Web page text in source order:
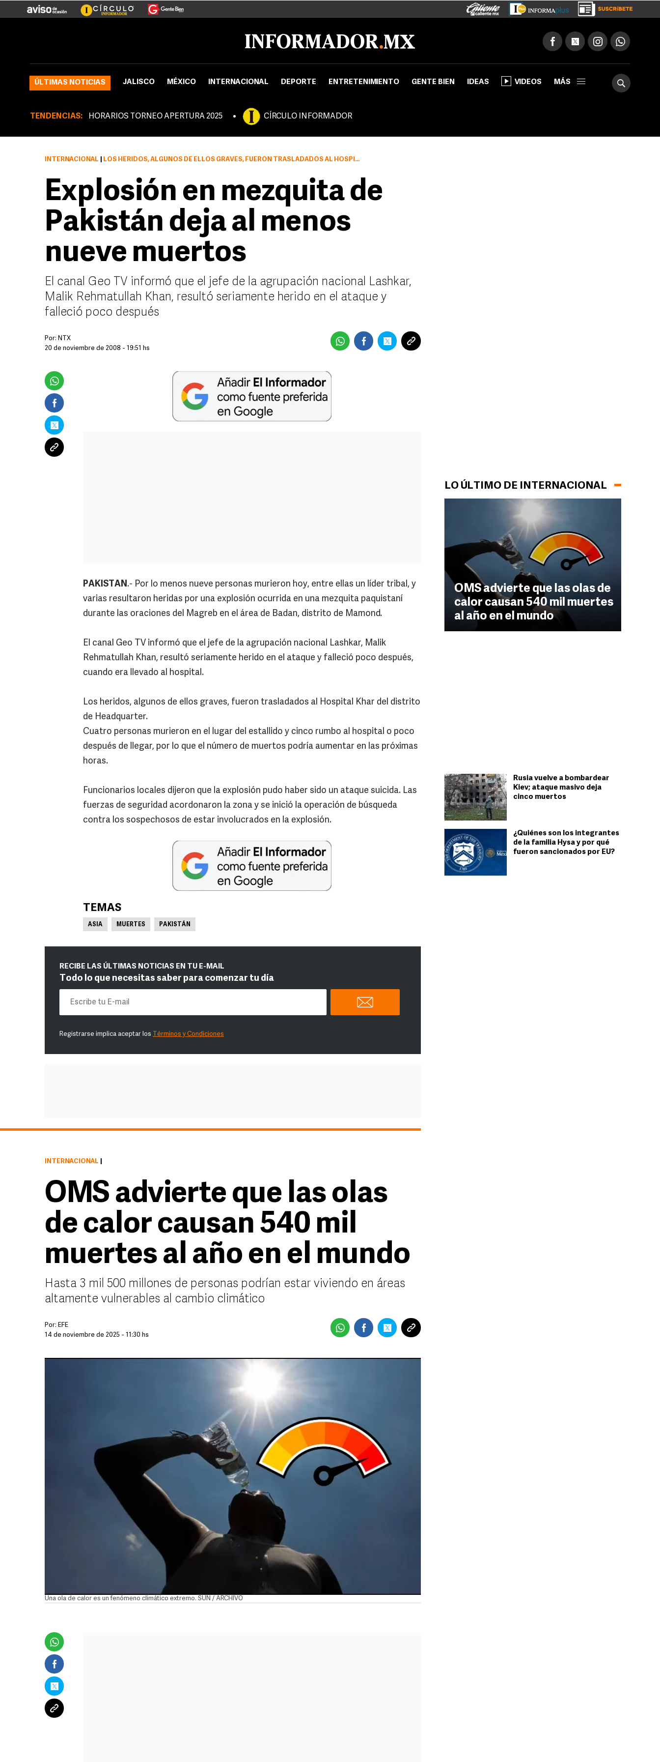
ÚLTIMAS NOTICIAS JALISCO MÉXICO INTERNACIONAL DEPORTE ENTRETENIMIENTO GENTE BIEN IDEAS VIDEOS MÁS
TENDENCIAS: HORARIOS TORNEO APERTURA 2025 CÍRCULO INFORMADOR
LO ÚLTIMO DE INTERNACIONAL
OMS advierte que las olas de
calor causan 540 mil muertes
al año en el mundo
Rusia vuelve a bombardear
Kiev; ataque masivo deja
cinco muertos
¿Quiénes son los integrantes
de la familia Hysa y por qué
fueron sancionados por EU?
INTERNACIONAL LOS HERIDOS, ALGUNOS DE ELLOS GRAVES, FUERON TRASLADADOS AL HOSPITAL KHAR DEL DISTRITO DE HEADQUARTER
Explosión en mezquita de
Pakistán deja al menos
nueve muertos
El canal Geo TV informó que el jefe de la agrupación nacional Lashkar,
Malik Rehmatullah Khan, resultó seriamente herido en el ataque y
falleció poco después
Por: NTX
20 de noviembre de 2008 - 19:51 hs
PAKISTAN.- Por lo menos nueve personas murieron hoy, entre ellas un líder tribal, y
varias resultaron heridas por una explosión ocurrida en una mezquita paquistaní
durante las oraciones del Magreb en el área de Badan, distrito de Mamond.
El canal Geo TV informó que el jefe de la agrupación nacional Lashkar, Malik
Rehmatullah Khan, resultó seriamente herido en el ataque y falleció poco después,
cuando era llevado al hospital.
Los heridos, algunos de ellos graves, fueron trasladados al Hospital Khar del distrito
de Headquarter.
Cuatro personas murieron en el lugar del estallido y cinco rumbo al hospital o poco
después de llegar, por lo que el número de muertos podría aumentar en las próximas
horas.
Funcionarios locales dijeron que la explosión pudo haber sido un ataque suicida. Las
fuerzas de seguridad acordonaron la zona y se inició la operación de búsqueda
contra los sospechosos de estar involucrados en la explosión.
TEMAS
ASIA MUERTES PAKISTÁN
RECIBE LAS ÚLTIMAS NOTICIAS EN TU E-MAIL
Todo lo que necesitas saber para comenzar tu día
Registrarse implica aceptar los Términos y Condiciones
INTERNACIONAL
OMS advierte que las olas
de calor causan 540 mil
muertes al año en el mundo
Hasta 3 mil 500 millones de personas podrían estar viviendo en áreas
altamente vulnerables al cambio climático
Por: EFE
14 de noviembre de 2025 - 11:30 hs
Una ola de calor es un fenómeno climático extremo. SUN / ARCHIVO